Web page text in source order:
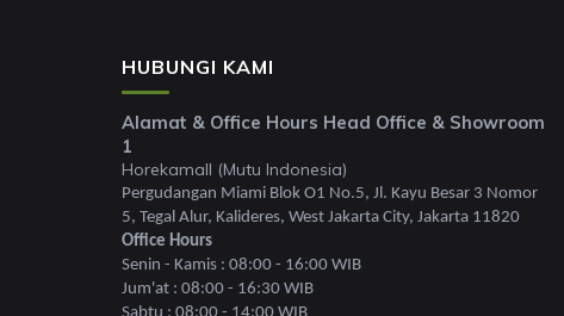
HUBUNGI KAMI
Alamat & Office Hours Head Office & Showroom
1
Horekamall (Mutu Indonesia)
Pergudangan Miami Blok O1 No.5, Jl. Kayu Besar 3 Nomor
5, Tegal Alur, Kalideres, West Jakarta City, Jakarta 11820
Office Hours
Senin - Kamis : 08:00 - 16:00 WIB
Jum'at : 08:00 - 16:30 WIB